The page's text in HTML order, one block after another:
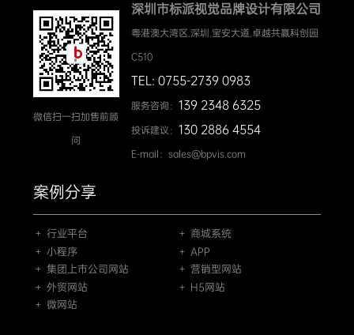
微信扫一扫加售前顾
问
深圳市标派视觉品牌设计有限公司
粤港澳大湾区.深圳.宝安大道.卓越共赢科创园
C510
TEL: 0755-2739 0983
服务咨询： 139 2348 6325
投诉建议： 130 2886 4554
E-mail：sales@bpvis.com
案例分享
＋ 行业平台
＋ 商城系统
＋ 小程序
＋ APP
＋ 集团上市公司网站
＋ 营销型网站
＋ 外贸网站
＋ H5网站
＋ 微网站